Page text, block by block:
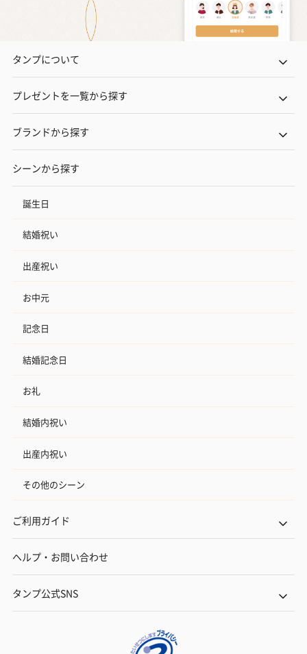
タンプについて
プレゼントを一覧から探す
ブランドから探す
シーンから探す
誕生日
結婚祝い
出産祝い
お中元
記念日
結婚記念日
お礼
結婚内祝い
出産内祝い
その他のシーン
ご利用ガイド
ヘルプ・お問い合わせ
タンプ公式SNS